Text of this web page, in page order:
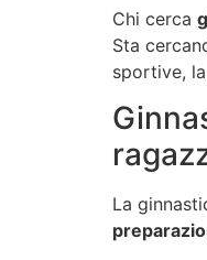
Chi cerca
Sta
sportive,
La